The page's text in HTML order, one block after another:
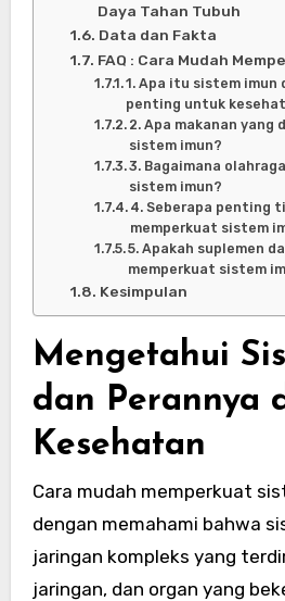
Daya Tahan Tubuh
Data dan Fakta
FAQ : Cara Mudah
1. Apa itu sistem imun
penting untuk
2. Apa makanan yang
sistem imun?
3. Bagaimana
sistem imun?
4. Seberapa penting
memperkuat sistem
5. Apakah suplemen
memperkuat sistem
Kesimpulan
Mengetahui
dan Perannya
Kesehatan
Cara mudah memperkuat
dengan memahami bahwa
jaringan kompleks yang
jaringan, dan organ yang